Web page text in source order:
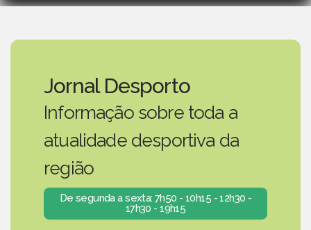
Jornal Desporto
Informação sobre toda a
atualidade desportiva da
região
De segunda a sexta: 7h50 - 10h15 - 12h30 -
17h30 - 19h15